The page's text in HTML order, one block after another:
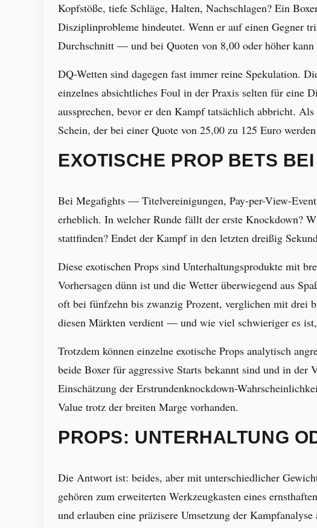
Kopfstöße, tiefe Schläge, Halten, Nachschlagen? Ein
Disziplinprobleme hindeutet. Wenn er auf einen Gegner
Durchschnitt — und bei Quoten von 8,00 oder höher
DQ-Wetten sind dagegen fast immer reine Spekulation.
einzelnes absichtliches Foul in der Praxis selten für eine
aussprechen, bevor er den Kampf tatsächlich abbricht.
Schein, der bei einer Quote von 25,00 zu 125 Euro
EXOTISCHE PROP BETS BEI
Bei Megafights — Titelvereinigungen, Pay-per-View-
erheblich. In welcher Runde fällt der erste Knockdown?
stattfinden? Endet der Kampf in den letzten dreißig
Diese exotischen Props sind Unterhaltungsprodukte mit
Vorhersagen dünn ist und die Wetter überwiegend aus
oft bei fünfzehn bis zwanzig Prozent, verglichen mit drei
diesen Märkten verdient — und wie viel schwieriger es
Trotzdem können einzelne exotische Props analytisch
beide Boxer für aggressive Starts bekannt sind und in
Einschätzung der Erstrundenknockdown-
Value trotz der breiten Marge vorhanden.
PROPS: UNTERHALTUNG
Die Antwort ist: beides, aber mit unterschiedlicher
gehören zum erweiterten Werkzeugkasten eines
und erlauben eine präzisere Umsetzung der